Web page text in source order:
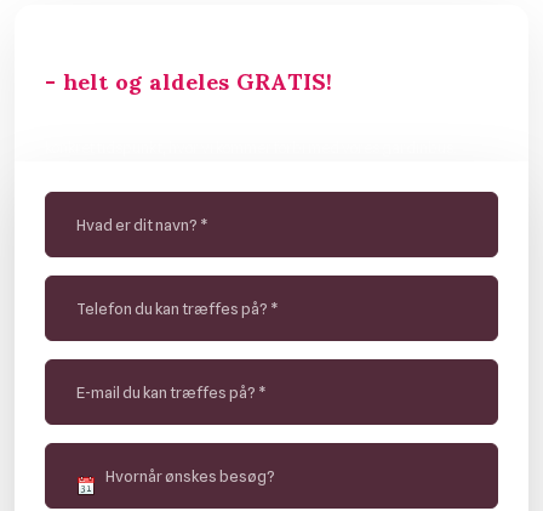
​- helt og aldeles GRATIS!